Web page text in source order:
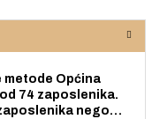
Općina
74 zaposlenika.
nego